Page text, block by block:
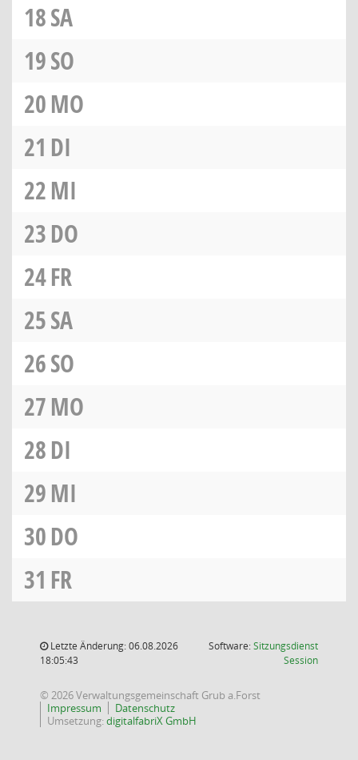
18SA
19SO
20MO
21 DI
22MI
23DO
24FR
25SA
26SO
27MO
28DI
29MI
30DO
31 FR
Letzte Änderung: 06.08.2026
18:05:43
Software:Sitzungsdienst
Session(Wird in
© 2026 Verwaltungsgemeinschaft Grub a.Forst
Impressum
Datenschutz
Umsetzung:digitalfabriX GmbH